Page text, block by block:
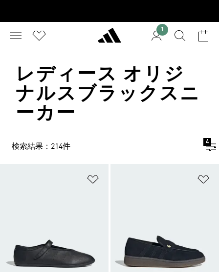
1
レディース オリジ
ナルスブラックスニ
ーカー
検索結果：214件
4